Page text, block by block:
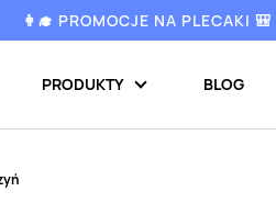
👩‍🎓 PROMOCJE NA PLECAKI 🎒
PRODUKTY BLOG